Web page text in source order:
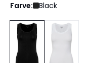
Farve: Black